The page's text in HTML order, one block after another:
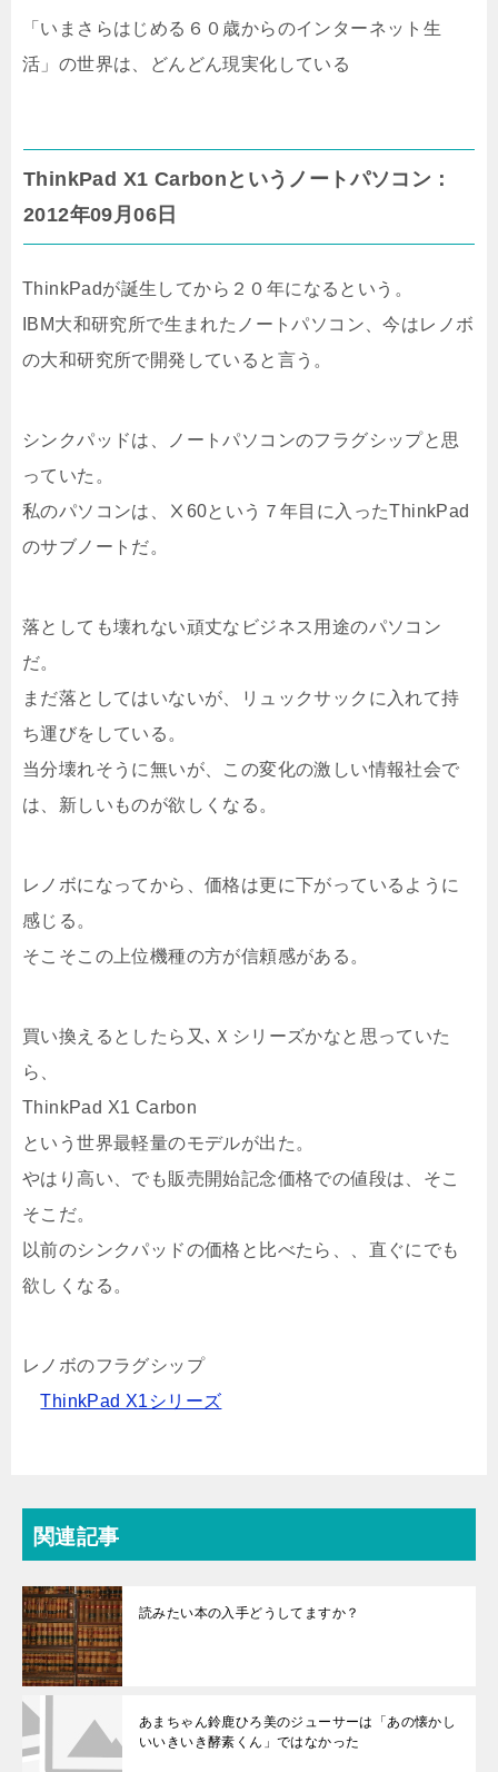
「いまさらはじめる６０歳からのインターネット生
活」の世界は、どんどん現実化している
ThinkPad X1 Carbonというノートパソコン：
2012年09月06日
ThinkPadが誕生してから２０年になるという。
IBM大和研究所で生まれたノートパソコン、今はレノボ
の大和研究所で開発していると言う。
シンクパッドは、ノートパソコンのフラグシップと思
っていた。
私のパソコンは、Ⅹ60という７年目に入ったThinkPad
のサブノートだ。
落としても壊れない頑丈なビジネス用途のパソコン
だ。
まだ落としてはいないが、リュックサックに入れて持
ち運びをしている。
当分壊れそうに無いが、この変化の激しい情報社会で
は、新しいものが欲しくなる。
レノボになってから、価格は更に下がっているように
感じる。
そこそこの上位機種の方が信頼感がある。
買い換えるとしたら又､Ｘシリーズかなと思っていた
ら、
ThinkPad X1 Carbon
という世界最軽量のモデルが出た。
やはり高い、でも販売開始記念価格での値段は、そこ
そこだ。
以前のシンクパッドの価格と比べたら、、直ぐにでも
欲しくなる。
レノボのフラグシップ
ThinkPad X1シリーズ
関連記事
読みたい本の入手どうしてますか？
あまちゃん鈴鹿ひろ美のジューサーは「あの懐かし
いいきいき酵素くん」ではなかった